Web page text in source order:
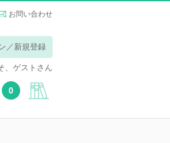
お問い合わせ
／新規登録
、ゲストさん
0